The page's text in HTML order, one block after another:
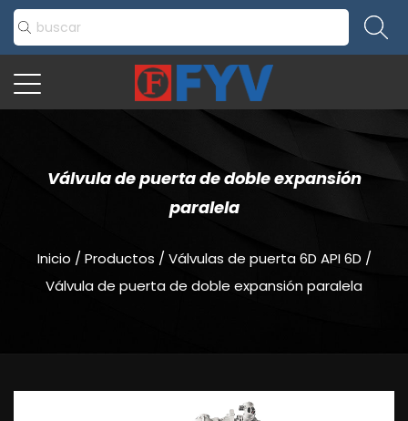
Válvula de puerta de doble expansión
paralela
Inicio / Productos / Válvulas de puerta 6D API 6D /
Válvula de puerta de doble expansión paralela